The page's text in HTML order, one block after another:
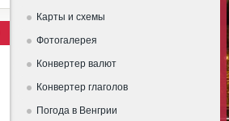
Карты и схемы
Фотогалерея
Конвертер валют
Конвертер глаголов
Погода в Венгрии